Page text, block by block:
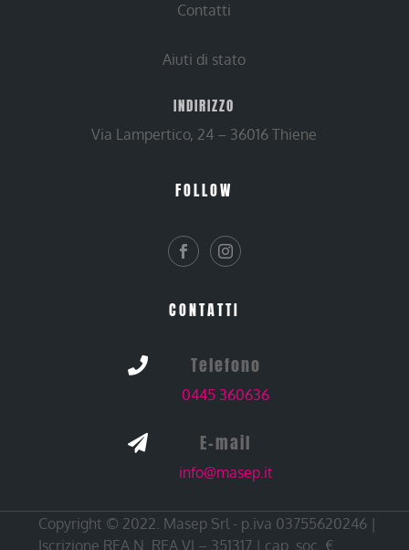
Contatti
Aiuti di stato
INDIRIZZO
Via Lampertico, 24 – 36016 Thiene
FOLLOW
CONTATTI
 Telefono
0445 360636
 E-mail
info@masep.it
Copyright © 2022. Masep Srl - p.iva 03755620246 |
Iscrizione REA N. REA VI – 351317 | cap. soc. €